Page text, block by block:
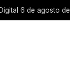
6 de agosto